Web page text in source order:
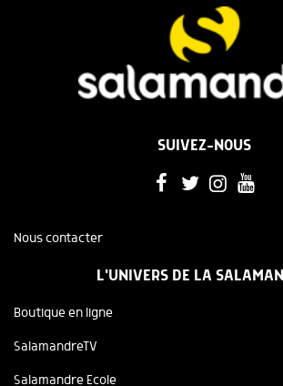
SUIVEZ-NOUS
Nous contacter
L'UNIVERS DE LA
Boutique en ligne
SalamandreTV
Salamandre Ecole